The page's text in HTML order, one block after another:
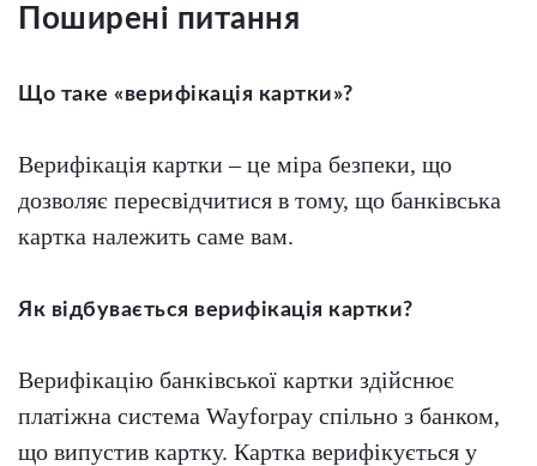
Поширені питання
Що таке «верифікація картки»?
Верифікація картки – це міра безпеки, що
дозволяє пересвідчитися в тому, що банківська
картка належить саме вам.
Як відбувається верифікація картки?
Верифікацію банківської картки здійснює
платіжна система Wayforpay спільно з банком,
що випустив картку. Картка верифікується у